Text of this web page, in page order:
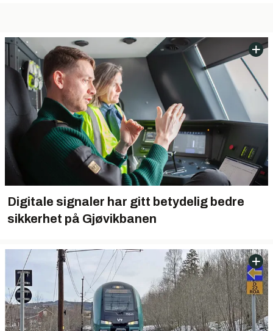
Digitale signaler har gitt betydelig bedre
sikkerhet på Gjøvikbanen